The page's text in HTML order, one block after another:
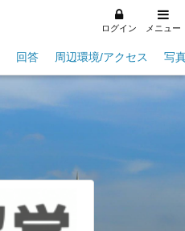
ログイン メニュー
回答 周辺環境/アクセス 写